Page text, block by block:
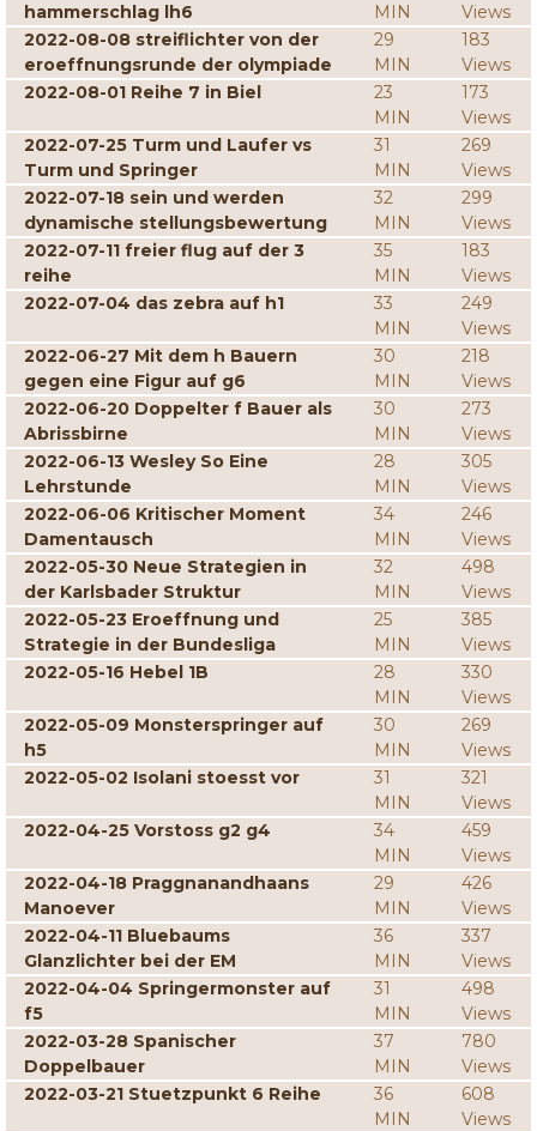
hammerschlag lh6
MIN
Views
2022-08-08 streiflichter von der
eroeffnungsrunde der olympiade
29
MIN
183
Views
2022-08-01 Reihe 7 in Biel
23
MIN
173
Views
2022-07-25 Turm und Laufer vs
Turm und Springer
31
MIN
269
Views
2022-07-18 sein und werden
dynamische stellungsbewertung
32
MIN
299
Views
2022-07-11 freier flug auf der 3
reihe
35
MIN
183
Views
2022-07-04 das zebra auf h1
33
MIN
249
Views
2022-06-27 Mit dem h Bauern
gegen eine Figur auf g6
30
MIN
218
Views
2022-06-20 Doppelter f Bauer als
Abrissbirne
30
MIN
273
Views
2022-06-13 Wesley So Eine
Lehrstunde
28
MIN
305
Views
2022-06-06 Kritischer Moment
Damentausch
34
MIN
246
Views
2022-05-30 Neue Strategien in
der Karlsbader Struktur
32
MIN
498
Views
2022-05-23 Eroeffnung und
Strategie in der Bundesliga
25
MIN
385
Views
2022-05-16 Hebel 1B
28
MIN
330
Views
2022-05-09 Monsterspringer auf
h5
30
MIN
269
Views
2022-05-02 Isolani stoesst vor
31
MIN
321
Views
2022-04-25 Vorstoss g2 g4
34
MIN
459
Views
2022-04-18 Praggnanandhaans
Manoever
29
MIN
426
Views
2022-04-11 Bluebaums
Glanzlichter bei der EM
36
MIN
337
Views
2022-04-04 Springermonster auf
f5
31
MIN
498
Views
2022-03-28 Spanischer
Doppelbauer
37
MIN
780
Views
2022-03-21 Stuetzpunkt 6 Reihe
36
MIN
608
Views